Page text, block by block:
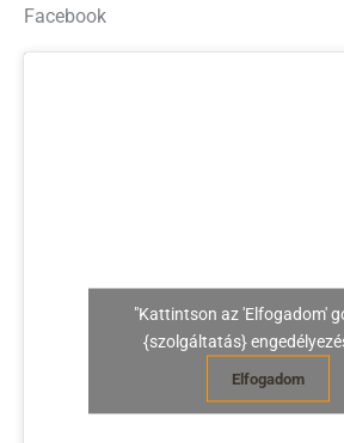
Facebook
"Kattintson az 'Elfogadom'
{szolgáltatás}
Elfogadom